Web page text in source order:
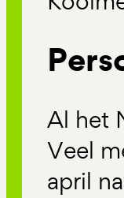
Al het
Veel
april